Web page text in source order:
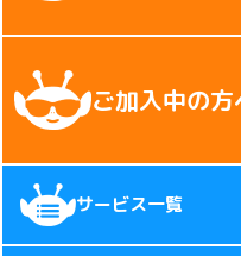
ご加入中の方
サービス一覧